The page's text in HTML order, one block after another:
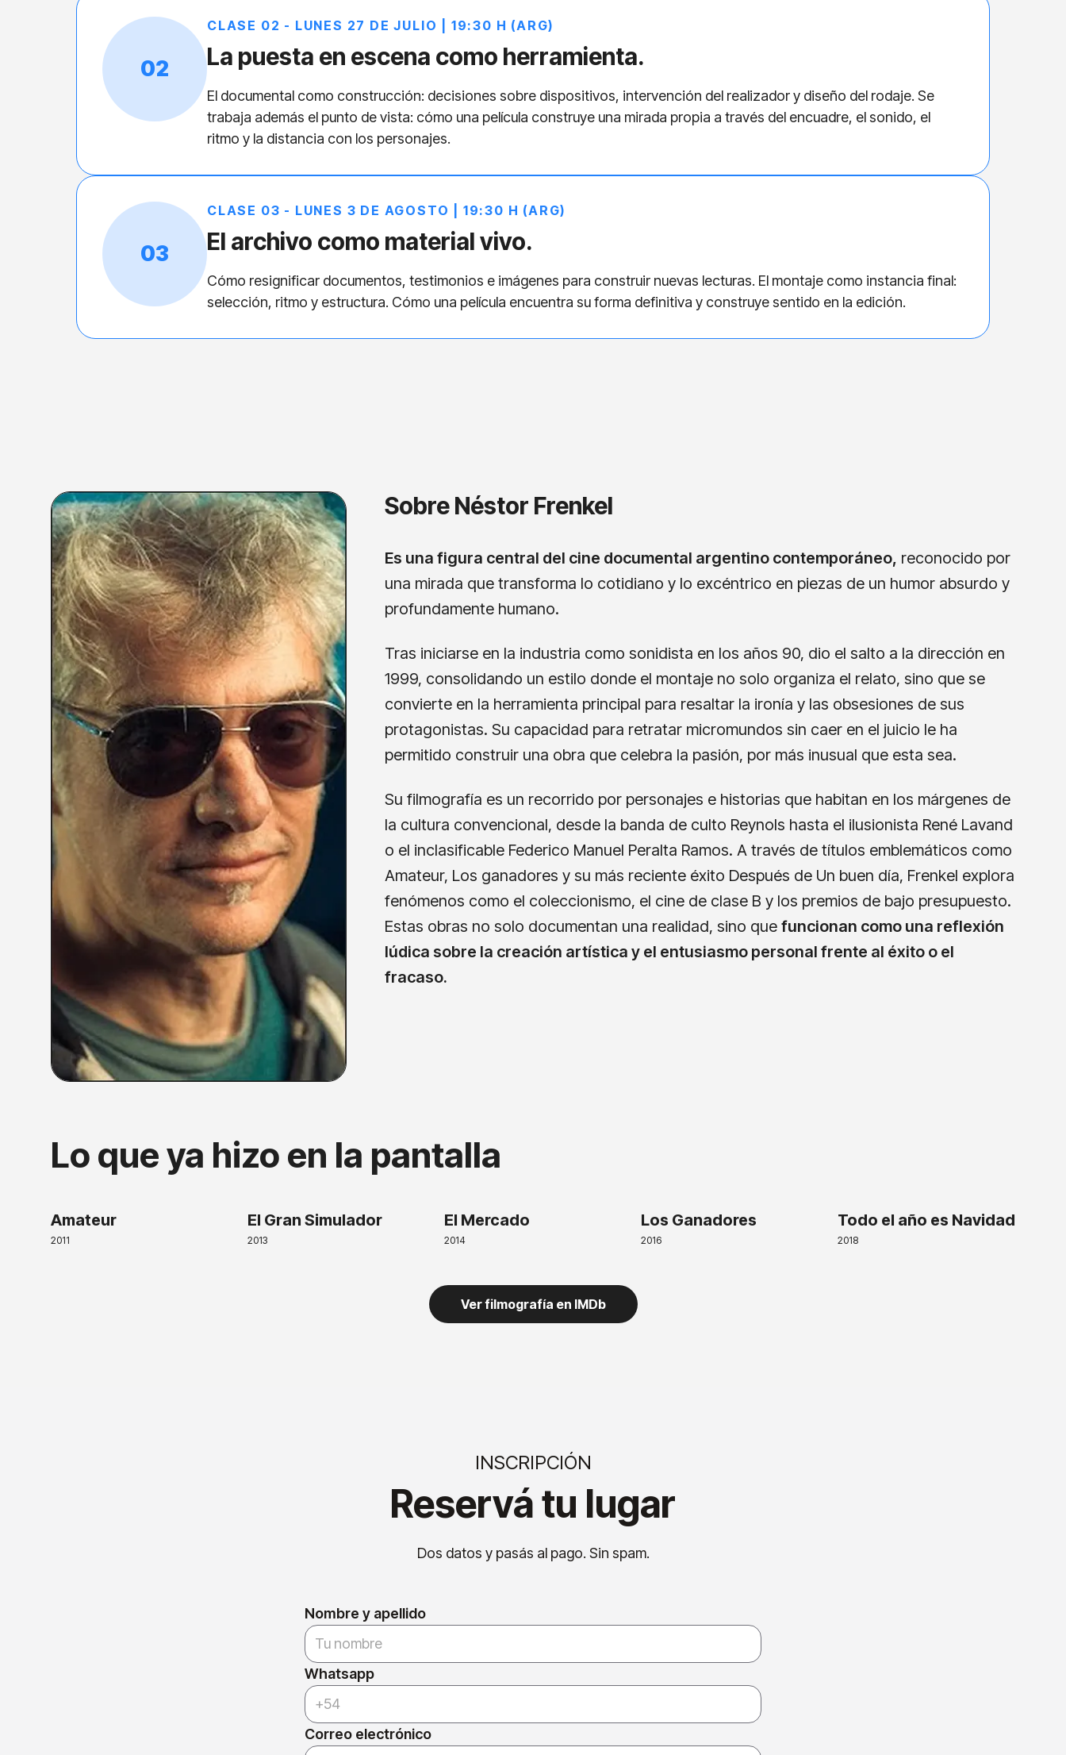
02
CLASE 02 - LUNES 27 DE JULIO | 19:30 H (ARG)
La puesta en escena como herramienta.
El documental como construcción: decisiones sobre dispositivos, intervención del realizador y diseño del rodaje. Se
trabaja además el punto de vista: cómo una película construye una mirada propia a través del encuadre, el sonido, el
ritmo y la distancia con los personajes.
03
CLASE 03 - LUNES 3 DE AGOSTO | 19:30 H (ARG)
El archivo como material vivo.
Cómo resignificar documentos, testimonios e imágenes para construir nuevas lecturas. El montaje como instancia final:
selección, ritmo y estructura. Cómo una película encuentra su forma definitiva y construye sentido en la edición.
Sobre Néstor Frenkel
Es una figura central del cine documental argentino contemporáneo, reconocido por
una mirada que transforma lo cotidiano y lo excéntrico en piezas de un humor absurdo y
profundamente humano.
Tras iniciarse en la industria como sonidista en los años 90, dio el salto a la dirección en
1999, consolidando un estilo donde el montaje no solo organiza el relato, sino que se
convierte en la herramienta principal para resaltar la ironía y las obsesiones de sus
protagonistas. Su capacidad para retratar micromundos sin caer en el juicio le ha
permitido construir una obra que celebra la pasión, por más inusual que esta sea.
Su filmografía es un recorrido por personajes e historias que habitan en los márgenes de
la cultura convencional, desde la banda de culto Reynols hasta el ilusionista René Lavand
o el inclasificable Federico Manuel Peralta Ramos. A través de títulos emblemáticos como
Amateur, Los ganadores y su más reciente éxito Después de Un buen día, Frenkel explora
fenómenos como el coleccionismo, el cine de clase B y los premios de bajo presupuesto.
Estas obras no solo documentan una realidad, sino que funcionan como una reflexión
lúdica sobre la creación artística y el entusiasmo personal frente al éxito o el
fracaso.
Lo que ya hizo en la pantalla
Amateur
2011
El Gran Simulador
2013
El Mercado
2014
Los Ganadores
2016
Todo el año es Navidad
2018
Ver filmografía en IMDb
INSCRIPCIÓN
Reservá tu lugar
Dos datos y pasás al pago. Sin spam.
Nombre y apellido
Whatsapp
Correo electrónico